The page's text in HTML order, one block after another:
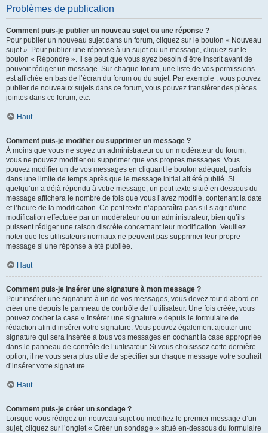
Problèmes de publication
Comment puis-je publier un nouveau sujet ou une réponse ?
Pour publier un nouveau sujet dans un forum, cliquez sur le bouton « Nouveau
sujet ». Pour publier une réponse à un sujet ou un message, cliquez sur le
bouton « Répondre ». Il se peut que vous ayez besoin d’être inscrit avant de
pouvoir rédiger un message. Sur chaque forum, une liste de vos permissions
est affichée en bas de l’écran du forum ou du sujet. Par exemple : vous pouvez
publier de nouveaux sujets dans ce forum, vous pouvez transférer des pièces
jointes dans ce forum, etc.
Haut
Comment puis-je modifier ou supprimer un message ?
À moins que vous ne soyez un administrateur ou un modérateur du forum,
vous ne pouvez modifier ou supprimer que vos propres messages. Vous
pouvez modifier un de vos messages en cliquant le bouton adéquat, parfois
dans une limite de temps après que le message initial ait été publié. Si
quelqu’un a déjà répondu à votre message, un petit texte situé en dessous du
message affichera le nombre de fois que vous l’avez modifié, contenant la date
et l’heure de la modification. Ce petit texte n’apparaîtra pas s’il s’agit d’une
modification effectuée par un modérateur ou un administrateur, bien qu’ils
puissent rédiger une raison discrète concernant leur modification. Veuillez
noter que les utilisateurs normaux ne peuvent pas supprimer leur propre
message si une réponse a été publiée.
Haut
Comment puis-je insérer une signature à mon message ?
Pour insérer une signature à un de vos messages, vous devez tout d’abord en
créer une depuis le panneau de contrôle de l’utilisateur. Une fois créée, vous
pouvez cocher la case « Insérer une signature » depuis le formulaire de
rédaction afin d’insérer votre signature. Vous pouvez également ajouter une
signature qui sera insérée à tous vos messages en cochant la case appropriée
dans le panneau de contrôle de l’utilisateur. Si vous choisissez cette dernière
option, il ne vous sera plus utile de spécifier sur chaque message votre souhait
d’insérer votre signature.
Haut
Comment puis-je créer un sondage ?
Lorsque vous rédigez un nouveau sujet ou modifiez le premier message d’un
sujet, cliquez sur l’onglet « Créer un sondage » situé en-dessous du formulaire